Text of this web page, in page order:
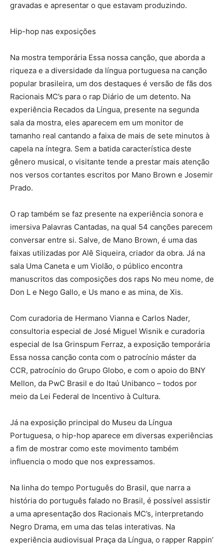
gravadas e apresentar o que estavam produzindo.
Hip-hop nas exposições
Na mostra temporária Essa nossa canção, que aborda a
riqueza e a diversidade da língua portuguesa na canção
popular brasileira, um dos destaques é versão de fãs dos
Racionais MC’s para o rap Diário de um detento. Na
experiência Recados da Língua, presente na segunda
sala da mostra, eles aparecem em um monitor de
tamanho real cantando a faixa de mais de sete minutos à
capela na íntegra. Sem a batida característica deste
gênero musical, o visitante tende a prestar mais atenção
nos versos cortantes escritos por Mano Brown e Josemir
Prado.
O rap também se faz presente na experiência sonora e
imersiva Palavras Cantadas, na qual 54 canções parecem
conversar entre si. Salve, de Mano Brown, é uma das
faixas utilizadas por Alê Siqueira, criador da obra. Já na
sala Uma Caneta e um Violão, o público encontra
manuscritos das composições dos raps No meu nome, de
Don L e Nego Gallo, e Us mano e as mina, de Xis.
Com curadoria de Hermano Vianna e Carlos Nader,
consultoria especial de José Miguel Wisnik e curadoria
especial de Isa Grinspum Ferraz, a exposição temporária
Essa nossa canção conta com o patrocínio máster da
CCR, patrocínio do Grupo Globo, e com o apoio do BNY
Mellon, da PwC Brasil e do Itaú Unibanco – todos por
meio da Lei Federal de Incentivo à Cultura.
Já na exposição principal do Museu da Língua
Portuguesa, o hip-hop aparece em diversas experiências
a fim de mostrar como este movimento também
influencia o modo que nos expressamos.
Na linha do tempo Português do Brasil, que narra a
história do português falado no Brasil, é possível assistir
a uma apresentação dos Racionais MC’s, interpretando
Negro Drama, em uma das telas interativas. Na
experiência audiovisual Praça da Língua, o rapper Rappin’